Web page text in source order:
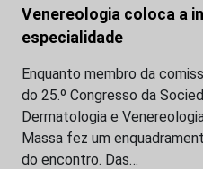
Venereologia coloca a
especialidade
Enquanto membro da
do 25.º Congresso da
Dermatologia e
Massa fez um
do encontro. Das…